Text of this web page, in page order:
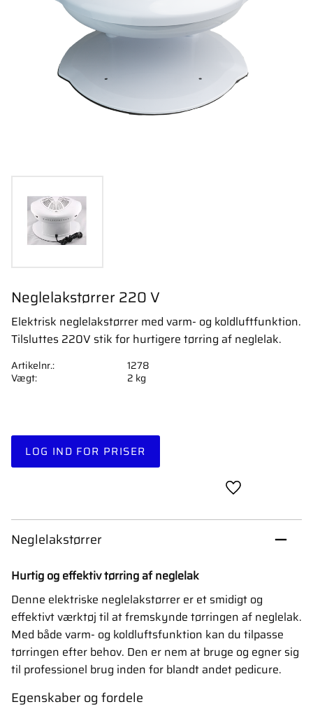
Neglelakstørrer 220 V
Elektrisk neglelakstørrer med varm- og koldluftfunktion.
Tilsluttes 220V stik for hurtigere tørring af neglelak.
LOG IND FOR PRISER
Gem som
Artikelnr.
1278
Vægt
2 kg
Neglelakstørrer
Hurtig og effektiv tørring af neglelak
Denne elektriske neglelakstørrer er et smidigt og
effektivt værktøj til at fremskynde tørringen af neglelak.
Med både varm- og koldluftsfunktion kan du tilpasse
tørringen efter behov. Den er nem at bruge og egner sig
til professionel brug inden for blandt andet pedicure.
Egenskaber og fordele